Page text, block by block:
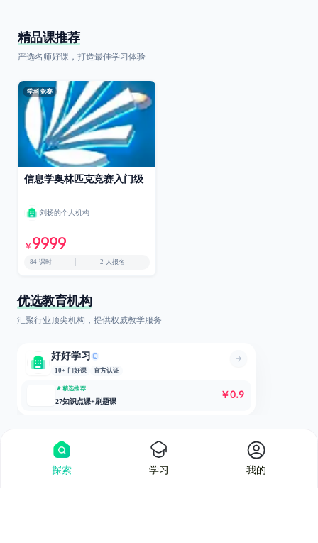
精品课推荐
严选名师好课，打造最佳学习体验
学科竞赛
信息学奥林匹克竞赛入门级
刘扬的个人机构
￥ 9999
84 课时 2 人报名
优选教育机构
汇聚行业顶尖机构，提供权威教学服务
好好学习
10+ 门好课 官方认证
精选推荐
27知识点课+刷题课 ￥0.9
探索 学习 我的